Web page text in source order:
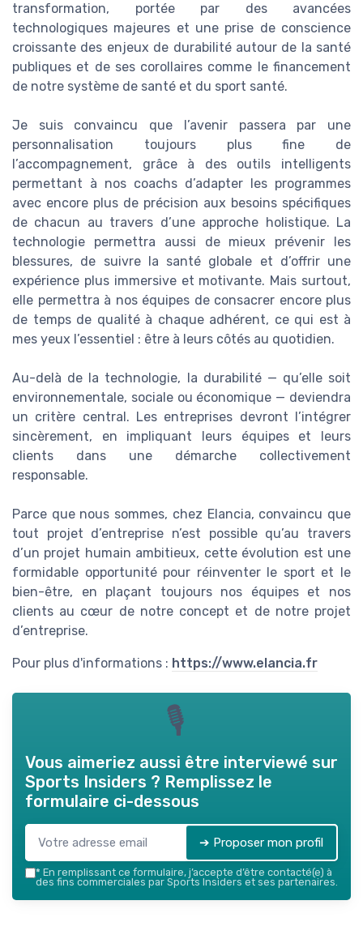
transformation, portée par des avancées
technologiques majeures et une prise de conscience
croissante des enjeux de durabilité autour de la santé
publiques et de ses corollaires comme le financement
de notre système de santé et du sport santé.
Je suis convaincu que l’avenir passera par une
personnalisation toujours plus fine de
l’accompagnement, grâce à des outils intelligents
permettant à nos coachs d’adapter les programmes
avec encore plus de précision aux besoins spécifiques
de chacun au travers d’une approche holistique. La
technologie permettra aussi de mieux prévenir les
blessures, de suivre la santé globale et d’offrir une
expérience plus immersive et motivante. Mais surtout,
elle permettra à nos équipes de consacrer encore plus
de temps de qualité à chaque adhérent, ce qui est à
mes yeux l’essentiel : être à leurs côtés au quotidien.
Au-delà de la technologie, la durabilité — qu’elle soit
environnementale, sociale ou économique — deviendra
un critère central. Les entreprises devront l’intégrer
sincèrement, en impliquant leurs équipes et leurs
clients dans une démarche collectivement
responsable.
Parce que nous sommes, chez Elancia, convaincu que
tout projet d’entreprise n’est possible qu’au travers
d’un projet humain ambitieux, cette évolution est une
formidable opportunité pour réinventer le sport et le
bien-être, en plaçant toujours nos équipes et nos
clients au cœur de notre concept et de notre projet
d’entreprise.
Pour plus d'informations : https://www.elancia.fr
🎙
Vous aimeriez aussi être interviewé sur
Sports Insiders ? Remplissez le
formulaire ci-dessous
➔ Proposer mon profil
* En remplissant ce formulaire, j’accepte d’être contacté(e) à
des fins commerciales par Sports Insiders et ses partenaires.